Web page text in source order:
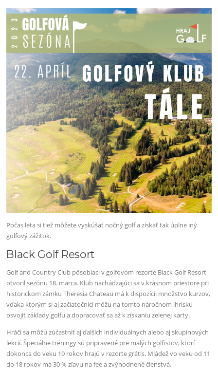
Počas leta si tiež môžete vyskúšať nočný golf a získať tak úplne iný
golfový zážitok.
Black Golf Resort
Golf and Country Club pôsobiaci v golfovom rezorte Black Golf Resort
otvoril sezónu 18. marca. Klub nachádzajúci sa v krásnom priestore pri
historickom zámku Theresia Chateau má k dispozícii množstvo kurzov,
vďaka ktorým si aj začiatočníci môžu na tomto náročnom ihrisku
osvojiť základy golfu a dopracovať sa až k získaniu zelenej karty.
Hráči sa môžu zúčastniť aj ďalších individuálnych alebo aj skupinových
lekcií. Špeciálne tréningy sú pripravené pre malých golfistov, ktorí
dokonca do veku 10 rokov hrajú v rezorte grátis. Mládež vo veku od 11
do 18 rokov má 30 % zľavu na fee a zvýhodnené členstvá.